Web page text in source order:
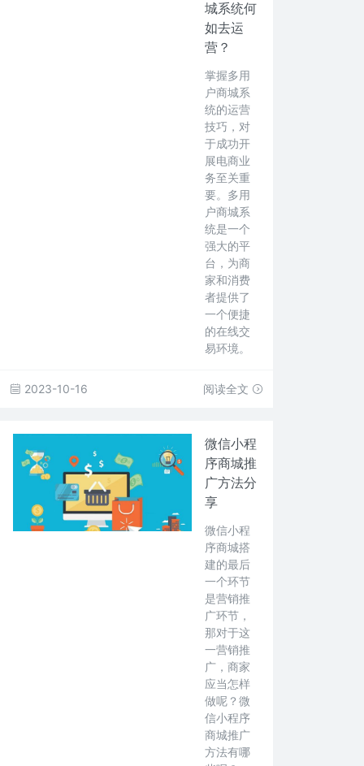
城系统何
如去运
营？
掌握多用
户商城系
统的运营
技巧，对
于成功开
展电商业
务至关重
要。多用
户商城系
统是一个
强大的平
台，为商
家和消费
者提供了
一个便捷
的在线交
易环境。
2023-10-16 阅读全文
微信小程
序商城推
广方法分
享
微信小程
序商城搭
建的最后
一个环节
是营销推
广环节，
那对于这
一营销推
广，商家
应当怎样
做呢？微
信小程序
商城推广
方法有哪